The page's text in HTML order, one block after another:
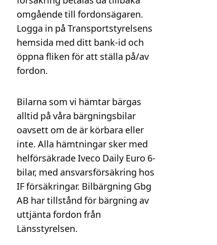
omgående till fordonsägaren.
Logga in på Transportstyrelsens
hemsida med ditt bank-id och
öppna fliken för att ställa på/av
fordon.
Bilarna som vi hämtar bärgas
alltid på våra bärgningsbilar
oavsett om de är körbara eller
inte. Alla hämtningar sker med
helförsäkrade Iveco Daily Euro 6-
bilar, med ansvarsförsäkring hos
IF försäkringar. Bilbärgning Gbg
AB har tillstånd för bärgning av
uttjänta fordon från
Länsstyrelsen.